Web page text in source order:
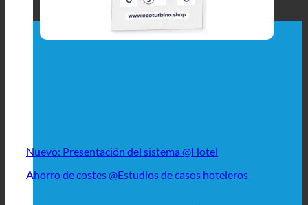
Nuevo: Presentación del sistema @Hotel
Ahorro de costes @Estudios de casos hoteleros